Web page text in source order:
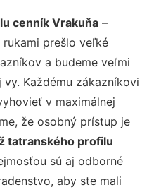
cenník Vrakuňa –
rukami prešlo veľké
a budeme veľmi
Každému zákazníkovi
v maximálnej
že osobný prístup je
tatranského profilu
sú aj odborné
aby ste mali